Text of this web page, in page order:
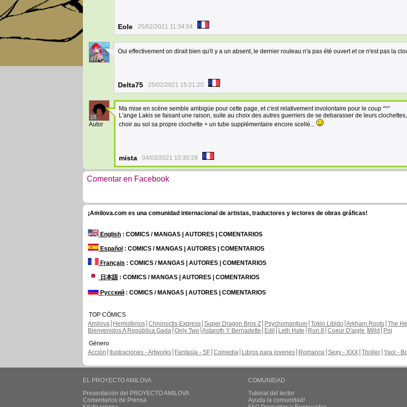
Eole 25/02/2021 11:34:04
47
Oui effectivement on dirait bien qu'il y a un absent, le dernier rouleau n'a pas été ouvert et ce n'est pas la
Delta75 25/02/2021 15:21:20
18
Autor
Ma mise en scène semble ambigüe pour cette page, et c'est relativement involontaire pour le coup ^^'
L'ange Lakis se faisant une raison, suite au choix des autres guerriers de se debarasser de leurs
choir au sol sa propre clochette + un tube supplémentaire encore scellé...
mista 04/03/2021 10:30:29
Comentar en Facebook
¡Amilova.com es una comunidad internacional de artistas, traductores y lectores de obras gráficas!
English : COMICS / MANGAS | AUTORES | COMENTARIOS
Español : COMICS / MANGAS | AUTORES | COMENTARIOS
Français : COMICS / MANGAS | AUTORES | COMENTARIOS
日本語: COMICS / MANGAS | AUTORES | COMENTARIOS
Русский : COMICS / MANGAS | AUTORES | COMENTARIOS
TOP CÓMICS
Amilova
Hemisferios Chronoctis Express Super Dragon Bros Z Psychomantium Tokio Libido Arkham Roots The
Bienvenidos A República Gada Only Two Astaroth Y Bernadette Edil Leth Hate Run 8 Coeur D'aigle Wild
Pnj
Género
Acción
Ilustraciones - Artworks Fantasía - SF Comedia Libros para jovenes Romance Sexy - XXX Thriller Yaoi -
EL PROYECTO AMILOVA
Presentación del PROYECTO AMILOVA
Comentarios de Prensa
COMUNIDAD
Tutorial del lector
Ayuda la comunidad!